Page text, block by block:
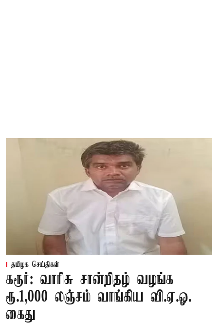
தமிழக செய்திகள்
கரூர்: வாரிசு சான்றிதழ் வழங்க
ரூ.1,000 லஞ்சம் வாங்கிய வி.ஏ.ஓ.
கைது